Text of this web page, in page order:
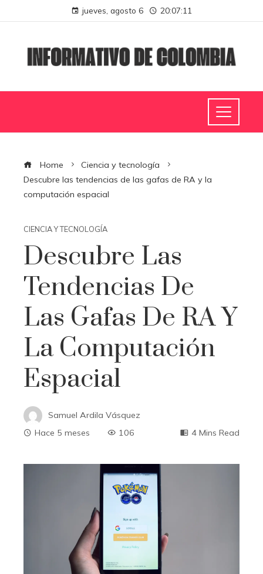
jueves, agosto 6 20:07:12
Home
Ciencia y tecnología
Descubre las tendencias de las gafas de RA y la
computación espacial
CIENCIA Y TECNOLOGÍA
Descubre Las
Tendencias De
Las Gafas De RA Y
La Computación
Espacial
Samuel Ardila Vásquez
Hace 5 meses
106 4 Mins Read